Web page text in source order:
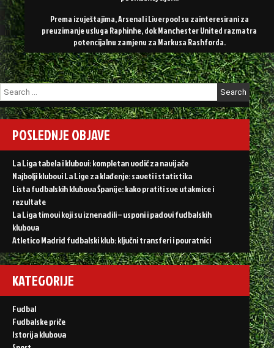
Prema izvještajima, Arsenal i Liverpool su zainteresirani za
preuzimanje usluga Raphinhe, dok Manchester United razmatra
potencijalnu zamjenu za Markusa Rashforda.
Search
for:
POSLEDNJE OBJAVE
La Liga tabela i klubovi: kompletan vodič za navijače
Najbolji klubovi La Lige za klađenje: saveti i statistika
Lista fudbalskih klubova Španije: kako pratiti sve utakmice i
rezultate
La Liga timovi koji su iznenadili – usponi i padovi fudbalskih
klubova
Atletico Madrid fudbalski klub: ključni transferi i povratnici
KATEGORIJE
Fudbal
Fudbalske priče
Istorija klubova